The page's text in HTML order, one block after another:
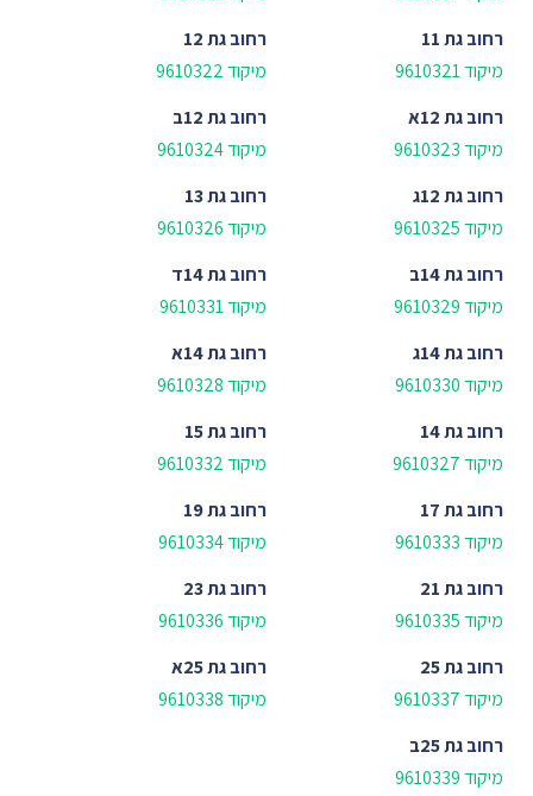
רחובגת 11
מיקוד 9610321
רחובגת 12
מיקוד 9610322
רחובגת 12א
מיקוד 9610323
רחובגת 12ב
מיקוד 9610324
רחובגת 12ג
מיקוד 9610325
רחובגת 13
מיקוד 9610326
רחובגת 14ב
מיקוד 9610329
רחובגת 14ד
מיקוד 9610331
רחובגת 14ג
מיקוד 9610330
רחובגת 14א
מיקוד 9610328
רחובגת 14
מיקוד 9610327
רחובגת 15
מיקוד 9610332
רחובגת 17
מיקוד 9610333
רחובגת 19
מיקוד 9610334
רחובגת 21
מיקוד 9610335
רחובגת 23
מיקוד 9610336
רחובגת 25
מיקוד 9610337
רחובגת 25א
מיקוד 9610338
רחובגת 25ב
מיקוד 9610339